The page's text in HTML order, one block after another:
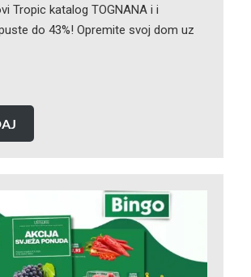
Tropic katalog TOGNANA i i
do 43%! Opremite svoj dom uz